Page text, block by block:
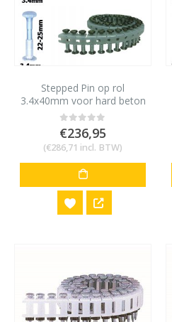
Stepped Pin op rol
3.4x40mm voor hard beton
en staal 10mm HN120
(1000st)
0out of 5
€236,95
(€286,71 incl. BTW)